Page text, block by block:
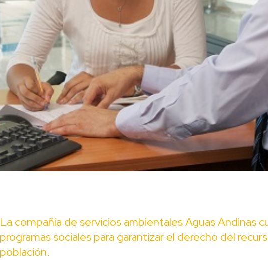
La compañía de servicios ambientales Aguas Andinas
programas sociales para garantizar el derecho del
población.